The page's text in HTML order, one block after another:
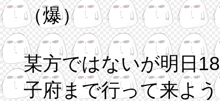
（爆）
某方ではないが明日
子府まで行って来よ